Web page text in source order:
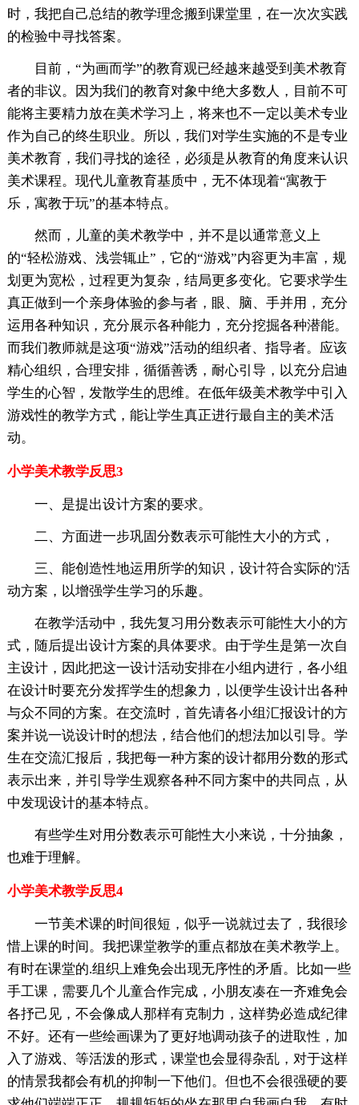
时，我把自己总结的教学理念搬到课堂里，在一次次实践
的检验中寻找答案。
目前，“为画而学”的教育观已经越来越受到美术教育
者的非议。因为我们的教育对象中绝大多数人，目前不可
能将主要精力放在美术学习上，将来也不一定以美术专业
作为自己的终生职业。所以，我们对学生实施的不是专业
美术教育，我们寻找的途径，必须是从教育的角度来认识
美术课程。现代儿童教育基质中，无不体现着“寓教于
乐，寓教于玩”的基本特点。
然而，儿童的美术教学中，并不是以通常意义上
的“轻松游戏、浅尝辄止”，它的“游戏”内容更为丰富，规
划更为宽松，过程更为复杂，结局更多变化。它要求学生
真正做到一个亲身体验的参与者，眼、脑、手并用，充分
运用各种知识，充分展示各种能力，充分挖掘各种潜能。
而我们教师就是这项“游戏”活动的组织者、指导者。应该
精心组织，合理安排，循循善诱，耐心引导，以充分启迪
学生的心智，发散学生的思维。在低年级美术教学中引入
游戏性的教学方式，能让学生真正进行最自主的美术活
动。
小学美术教学反思3
一、是提出设计方案的要求。
二、方面进一步巩固分数表示可能性大小的方式，
三、能创造性地运用所学的知识，设计符合实际的'活
动方案，以增强学生学习的乐趣。
在教学活动中，我先复习用分数表示可能性大小的方
式，随后提出设计方案的具体要求。由于学生是第一次自
主设计，因此把这一设计活动安排在小组内进行，各小组
在设计时要充分发挥学生的想象力，以便学生设计出各种
与众不同的方案。在交流时，首先请各小组汇报设计的方
案并说一说设计时的想法，结合他们的想法加以引导。学
生在交流汇报后，我把每一种方案的设计都用分数的形式
表示出来，并引导学生观察各种不同方案中的共同点，从
中发现设计的基本特点。
有些学生对用分数表示可能性大小来说，十分抽象，
也难于理解。
小学美术教学反思4
一节美术课的时间很短，似乎一说就过去了，我很珍
惜上课的时间。我把课堂教学的重点都放在美术教学上。
有时在课堂的.组织上难免会出现无序性的矛盾。比如一些
手工课，需要几个儿童合作完成，小朋友凑在一齐难免会
各抒己见，不会像成人那样有克制力，这样势必造成纪律
不好。还有一些绘画课为了更好地调动孩子的进取性，加
入了游戏、等活泼的形式，课堂也会显得杂乱，对于这样
的情景我都会有机的抑制一下他们。但也不会很强硬的要